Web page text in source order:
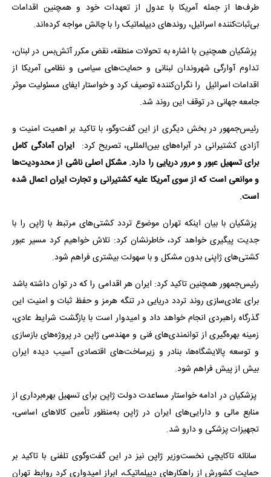
طرف‌ها از جمله آمریکا با عدول از تعهدات خود و همچنین اقدامات
بی‌ثبات‌کننده اسرائیل، روندهای دیپلماتیک را با چالش مواجه کرده‌اند.
پزشکیان همچنین با اشاره به تحولات منطقه، نقض مکرر آتش‌بس در لبنان،
تداوم آوارگی شهروندان لبنانی و حمایت‌های سیاسی و نظامی آمریکا از
اقدامات اسرائیل را نگران‌کننده توصیف کرد و خواستار ایفای مسئولیت موثر
جامعه جهانی در توقف این روند شد.
رئیس‌جمهور در بخش دیگری از این گفت‌وگو، با تاکید بر اهمیت امنیت و
آزادی کشتیرانی در آبراه‌های بین‌المللی، تصریح کرد:ایران آمادگی کامل
برای تسهیل عبور و مرور دریایی را دارد. مشکل اصلی ناشی از محدودیت‌ها
و موانعی است که از سوی آمریکا علیه کشتیرانی و تجارت ایران اعمال شده
است.
پزشکیان با بیان اینکه تهران موضوع تردد کشتی‌های مرتبط با ژاپن را با
جدیت پیگیری خواهد کرد، خاطرنشان کرد: تلاش خواهیم کرد مسیر عبور
کشتی‌های ژاپنی بدون مشکل و با سهولت بیشتری فراهم شود.
رئیس‌جمهور همچنین تاکید کرد: ایران هر اقدامی را که در توان داشته باشد
برای عادی‌سازی روند تردد دریایی در تنگه هرمز و حفظ ثبات و امنیت این
گذرگاه راهبردی انجام خواهد داد و امیدوار است با بازگشت شرایط عادی،
زمینه بهره‌گیری از توانمندی‌های فنی و مهندسی ژاپن در پروژه‌های بازسازی
و توسعه پالایشگاه‌ها، بنادر و زیرساخت‌های اقتصادی آسیب دیده ایران
بیش از پیش فراهم شود.
پزشکیان در ادامه خواستار مساعدت دولت ژاپن برای تسهیل بهره‌برداری از
منابع مالی و دارایی‌های ایران در ژاپن به‌منظور تأمین کالاهای اساسی،
تجهیزات پزشکی و دارو شد.
سانائه تاکایچی نخست‌وزیر ژاپن نیز در این گفت‌وگوی تلفنی با تاکید بر
حمایت کشورش از راهکارهای دیپلماتیک، ابراز امیدواری کرد روابط تهران